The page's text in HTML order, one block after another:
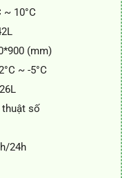
10°C
(mm)
~ -5°C
số
24h